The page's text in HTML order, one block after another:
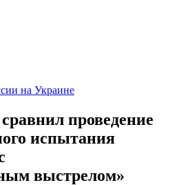
на Украине
проведение
испытания
выстрелом»